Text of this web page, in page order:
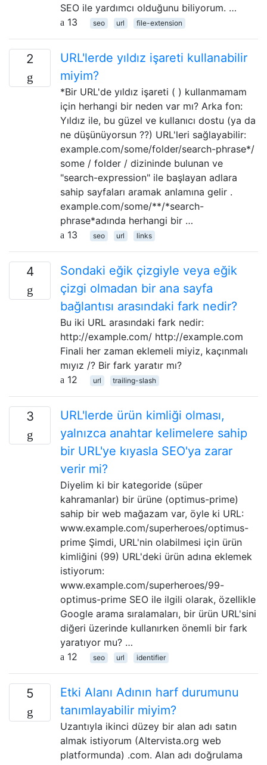
SEO ile yardımcı olduğunu biliyorum. …
13
seo url file-extension
2
URL'lerde yıldız işareti kullanabilir
miyim?
*Bir URL'de yıldız işareti ( ) kullanmamam
için herhangi bir neden var mı? Arka fon:
Yıldız ile, bu güzel ve kullanıcı dostu (ya da
ne düşünüyorsun ??) URL'leri sağlayabilir:
example.com/some/folder/search-phrase*/
some / folder / dizininde bulunan ve
"search-expression" ile başlayan adlara
sahip sayfaları aramak anlamına gelir .
example.com/some/**/*search-
phrase*adında herhangi bir …
13
seo url links
4
Sondaki eğik çizgiyle veya eğik
çizgi olmadan bir ana sayfa
bağlantısı arasındaki fark nedir?
Bu iki URL arasındaki fark nedir:
http://example.com/ http://example.com
Finali her zaman eklemeli miyiz, kaçınmalı
mıyız /? Bir fark yaratır mı?
12
url trailing-slash
3
URL'lerde ürün kimliği olması,
yalnızca anahtar kelimelere sahip
bir URL'ye kıyasla SEO'ya zarar
verir mi?
Diyelim ki bir kategoride (süper
kahramanlar) bir ürüne (optimus-prime)
sahip bir web mağazam var, öyle ki URL:
www.example.com/superheroes/optimus-
prime Şimdi, URL'nin olabilmesi için ürün
kimliğini (99) URL'deki ürün adına eklemek
istiyorum:
www.example.com/superheroes/99-
optimus-prime SEO ile ilgili olarak, özellikle
Google arama sıralamaları, bir ürün URL'sini
diğeri üzerinde kullanırken önemli bir fark
yaratıyor mu? …
12
seo url identifier
5
Etki Alanı Adının harf durumunu
tanımlayabilir miyim?
Uzantıyla ikinci düzey bir alan adı satın
almak istiyorum (Altervista.org web
platformunda) .com. Alan adı doğrulama